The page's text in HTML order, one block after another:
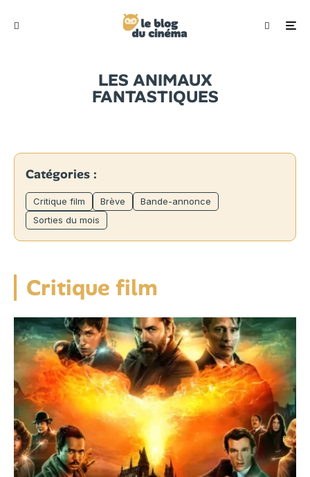
LES ANIMAUX
FANTASTIQUES
Catégories :
Critique film Brève
Bande-annonce
Sorties du mois
Critique film